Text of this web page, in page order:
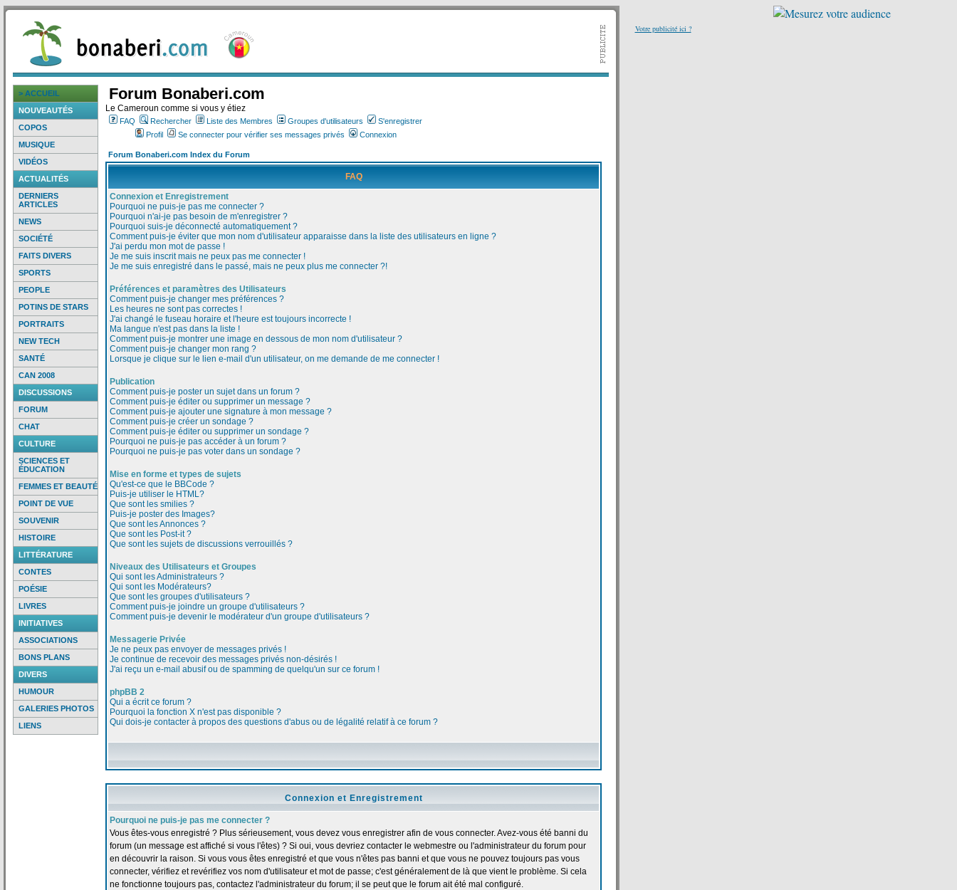
> ACCUEIL
NOUVEAUTÉS
COPOS
MUSIQUE
VIDÉOS
ACTUALITÉS
DERNIERS
ARTICLES
NEWS
SOCIÉTÉ
FAITS DIVERS
SPORTS
PEOPLE
POTINS DE STARS
PORTRAITS
NEW TECH
SANTÉ
CAN 2008
DISCUSSIONS
FORUM
CHAT
CULTURE
SCIENCES ET
ÉDUCATION
FEMMES ET BEAUTÉ
POINT DE VUE
SOUVENIR
HISTOIRE
LITTÉRATURE
CONTES
POÉSIE
LIVRES
INITIATIVES
ASSOCIATIONS
BONS PLANS
DIVERS
HUMOUR
GALERIES PHOTOS
LIENS
Forum Bonaberi.com
Le Cameroun comme si vous y étiez
FAQ Rechercher Liste des Membres Groupes d'utilisateurs
S'enregistrer
Profil
Se connecter pour vérifier ses messages privés Connexion
Forum Bonaberi.com Index du Forum
FAQ
Connexion et Enregistrement
Pourquoi ne puis-je pas me connecter ?
Pourquoi n'ai-je pas besoin de m'enregistrer ?
Pourquoi suis-je déconnecté automatiquement ?
Comment puis-je éviter que mon nom d'utilisateur apparaisse dans la liste des utilisateurs en ligne ?
J'ai perdu mon mot de passe !
Je me suis inscrit mais ne peux pas me connecter !
Je me suis enregistré dans le passé, mais ne peux plus me connecter ?!
Préférences et paramètres des Utilisateurs
Comment puis-je changer mes préférences ?
Les heures ne sont pas correctes !
J'ai changé le fuseau horaire et l'heure est toujours incorrecte !
Ma langue n'est pas dans la liste !
Comment puis-je montrer une image en dessous de mon nom d'utilisateur ?
Comment puis-je changer mon rang ?
Lorsque je clique sur le lien e-mail d'un utilisateur, on me demande de me connecter !
Publication
Comment puis-je poster un sujet dans un forum ?
Comment puis-je éditer ou supprimer un message ?
Comment puis-je ajouter une signature à mon message ?
Comment puis-je créer un sondage ?
Comment puis-je éditer ou supprimer un sondage ?
Pourquoi ne puis-je pas accéder à un forum ?
Pourquoi ne puis-je pas voter dans un sondage ?
Mise en forme et types de sujets
Qu'est-ce que le BBCode ?
Puis-je utiliser le HTML?
Que sont les smilies ?
Puis-je poster des Images?
Que sont les Annonces ?
Que sont les Post-it ?
Que sont les sujets de discussions verrouillés ?
Niveaux des Utilisateurs et Groupes
Qui sont les Administrateurs ?
Qui sont les Modérateurs?
Que sont les groupes d'utilisateurs ?
Comment puis-je joindre un groupe d'utilisateurs ?
Comment puis-je devenir le modérateur d'un groupe d'utilisateurs ?
Messagerie Privée
Je ne peux pas envoyer de messages privés !
Je continue de recevoir des messages privés non-désirés !
J'ai reçu un e-mail abusif ou de spamming de quelqu'un sur ce forum !
phpBB 2
Qui a écrit ce forum ?
Pourquoi la fonction X n'est pas disponible ?
Qui dois-je contacter à propos des questions d'abus ou de légalité relatif à ce forum ?
Connexion et Enregistrement
Pourquoi ne puis-je pas me connecter ?
Vous êtes-vous enregistré ? Plus sérieusement, vous devez vous enregistrer afin de vous connecter. Avez-vous été banni du
forum (un message est affiché si vous l'êtes) ? Si oui, vous devriez contacter le webmestre ou l'administrateur du forum pour
en découvrir la raison. Si vous vous êtes enregistré et que vous n'êtes pas banni et que vous ne pouvez toujours pas vous
connecter, vérifiez et revérifiez vos nom d'utilisateur et mot de passe; c'est généralement de là que vient le problème. Si cela
ne fonctionne toujours pas, contactez l'administrateur du forum; il se peut que le forum ait été mal configuré.
Votre publicité ici ?